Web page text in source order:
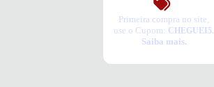
Primeira compra no site,
use o Cupom: CHEGUEI5.
Saiba mais.